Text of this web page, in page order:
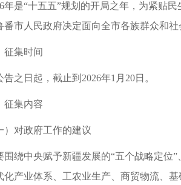
年是“十五五”规划的开局之年，为紧贴
番市人民政府决定面向全市各族群众和
征集时间
告之日起，截止到 2026年1月20日。
征集内容
）对政府工作的建议
围绕中央赋予新疆发展的“五个战略定位
化产业体系、工农业生产、商贸物流、